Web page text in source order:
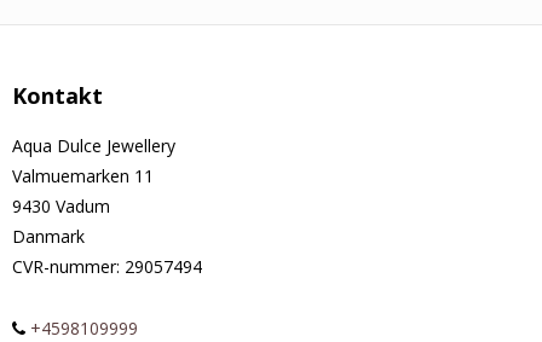
Kontakt
Aqua Dulce Jewellery
Valmuemarken 11
9430 Vadum
Danmark
CVR-nummer: 29057494
+4598109999